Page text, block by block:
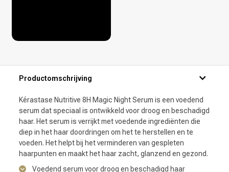
Productomschrijving
Kérastase Nutritive 8H Magic Night Serum is een voedend
serum dat speciaal is ontwikkeld voor droog en beschadigd
haar. Het serum is verrijkt met voedende ingrediënten die
diep in het haar doordringen om het te herstellen en te
voeden. Het helpt bij het verminderen van gespleten
haarpunten en maakt het haar zacht, glanzend en gezond.
Voedend serum voor droog en beschadigd haar